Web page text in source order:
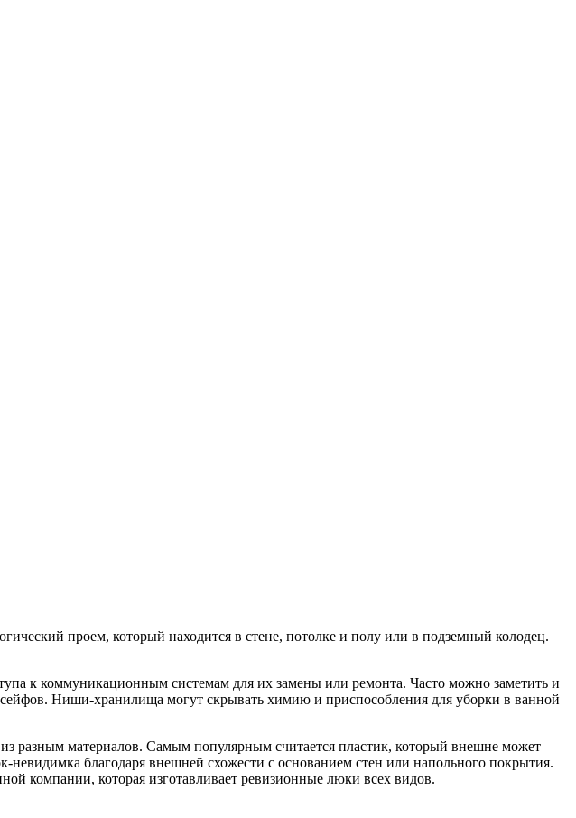
проем, который находится в стене, потолке и полу или в подземный колодец.
к коммуникационным системам для их замены или ремонта. Часто можно заметить и
Ниши-хранилища могут скрывать химию и приспособления для уборки в ванной
разным материалов. Самым популярным считается пластик, который внешне может
благодаря внешней схожести с основанием стен или напольного покрытия.
компании, которая изготавливает ревизионные люки всех видов.